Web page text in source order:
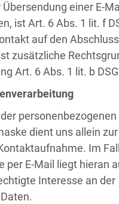
einer E-
ist Art. 6 Abs. 1 lit. f
auf den
zusätzliche
Art. 6 Abs. 1 lit. b
personenbezogenen
dient uns allein zur
Im
per E-Mail liegt hieran
Interesse an der